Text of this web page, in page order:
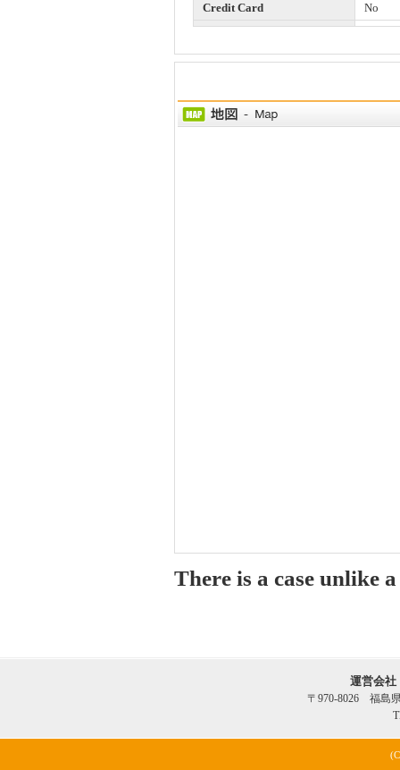
Credit Card
No
There is a case unlike
運営会
〒970-8026 福島